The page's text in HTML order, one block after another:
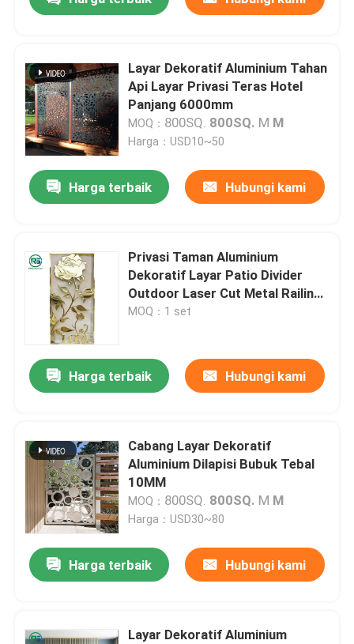
Rumah
Layar Dekoratif Aluminium Tahan
Api Layar Privasi Teras Hotel
Panjang 6000mm
MOQ： 800SQ. 800SQ. M M
Harga：USD10~50
Harga terbaik Hubungi kami
Privasi Taman Aluminium
Dekoratif Layar Patio Divider
Outdoor Laser Cut Metal Railing
Balcony Deck
MOQ：1 set
Harga terbaik Hubungi kami
Cabang Layar Dekoratif
Aluminium Dilapisi Bubuk Tebal
10MM
MOQ： 800SQ. 800SQ. M M
Harga：USD30~80
Harga terbaik Hubungi kami
Layar Dekoratif Aluminium